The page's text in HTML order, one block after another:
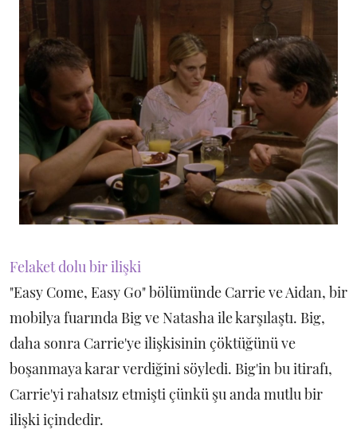
Felaket dolu bir ilişki
"Easy Come, Easy Go" bölümünde Carrie ve Aidan, bir
mobilya fuarında Big ve Natasha ile karşılaştı. Big,
daha sonra Carrie'ye ilişkisinin çöktüğünü ve
boşanmaya karar verdiğini söyledi. Big'in bu itirafı,
Carrie'yi rahatsız etmişti çünkü şu anda mutlu bir
ilişki içindedir.